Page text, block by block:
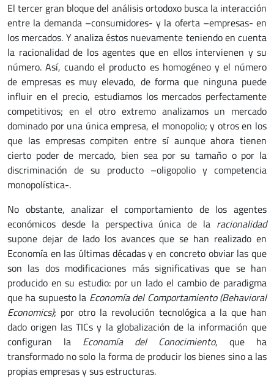
El tercer gran bloque del análisis ortodoxo busca la interacción
entre la demanda –consumidores- y la oferta –empresas- en
los mercados. Y analiza éstos nuevamente teniendo en cuenta
la racionalidad de los agentes que en ellos intervienen y su
número. Así, cuando el producto es homogéneo y el número
de empresas es muy elevado, de forma que ninguna puede
influir en el precio, estudiamos los mercados perfectamente
competitivos; en el otro extremo analizamos un mercado
dominado por una única empresa, el monopolio; y otros en los
que las empresas compiten entre sí aunque ahora tienen
cierto poder de mercado, bien sea por su tamaño o por la
discriminación de su producto –oligopolio y competencia
monopolística-.
No obstante, analizar el comportamiento de los agentes
económicos desde la perspectiva única de la racionalidad
supone dejar de lado los avances que se han realizado en
Economía en las últimas décadas y en concreto obviar las que
son las dos modificaciones más significativas que se han
producido en su estudio: por un lado el cambio de paradigma
que ha supuesto la Economía del Comportamiento (Behavioral
Economics); por otro la revolución tecnológica a la que han
dado origen las TICs y la globalización de la información que
configuran la Economía del Conocimiento, que ha
transformado no solo la forma de producir los bienes sino a las
propias empresas y sus estructuras.